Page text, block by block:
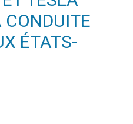
CONDUITE
ÉTATS-